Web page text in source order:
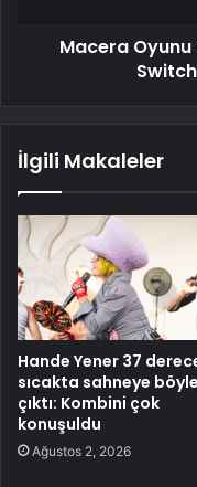
Macera Oyunu
İlgili Makaleler
Hande Yener 37
sıcakta sahneye böyle
çıktı: Kombini çok
konuşuldu
Ağustos 2, 2026